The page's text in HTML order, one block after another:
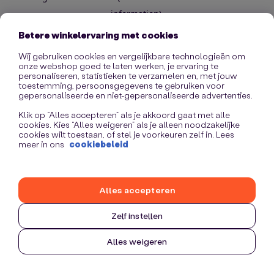
information).
Betere winkelervaring met cookies
Wij gebruiken cookies en vergelijkbare technologieën om
onze webshop goed te laten werken, je ervaring te
personaliseren, statistieken te verzamelen en, met jouw
toestemming, persoonsgegevens te gebruiken voor
gepersonaliseerde en niet-gepersonaliseerde advertenties.
Klik op “Alles accepteren” als je akkoord gaat met alle
cookies. Kies “Alles weigeren” als je alleen noodzakelijke
cookies wilt toestaan, of stel je voorkeuren zelf in. Lees
meer in ons cookiebeleid
Zelf instellen
Alles weigeren
Alles accepteren